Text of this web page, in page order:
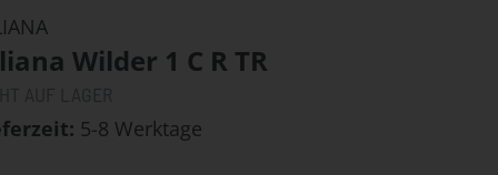
Wilder 1 C R TR
5-8 Werktage